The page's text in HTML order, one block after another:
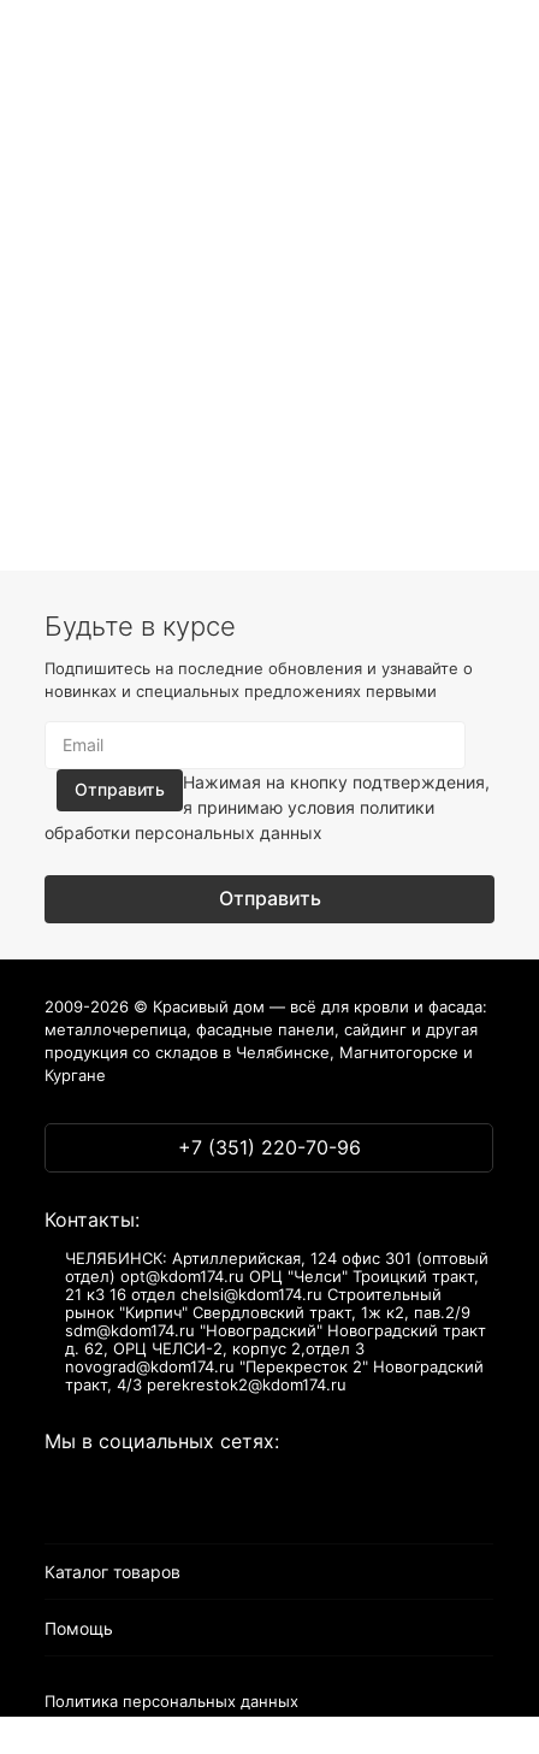
Будьте в курсе
Подпишитесь на последние обновления и узнавайте о
новинках и специальных предложениях первыми
Нажимая на кнопку подтверждения,
я принимаю условия политики
обработки персональных данных
2009-2026 © Красивый дом — всё для кровли и фасада:
металлочерепица, фасадные панели, сайдинг и другая
продукция со складов в Челябинске, Магнитогорске и
Кургане
+7 (351) 220-70-96
Контакты:
ЧЕЛЯБИНСК: Артиллерийская, 124 офис 301 (оптовый
отдел) opt@kdom174.ru ОРЦ "Челси" Троицкий тракт,
21 к3 16 отдел chelsi@kdom174.ru Строительный
рынок "Кирпич" Свердловский тракт, 1ж к2, пав.2/9
sdm@kdom174.ru "Новоградский" Новоградский тракт
д. 62, ОРЦ ЧЕЛСИ-2, корпус 2,отдел 3
novograd@kdom174.ru "Перекресток 2" Новоградский
тракт, 4/3 perekrestok2@kdom174.ru
Мы в социальных сетях:
Каталог товаров
Помощь
Политика персональных данных